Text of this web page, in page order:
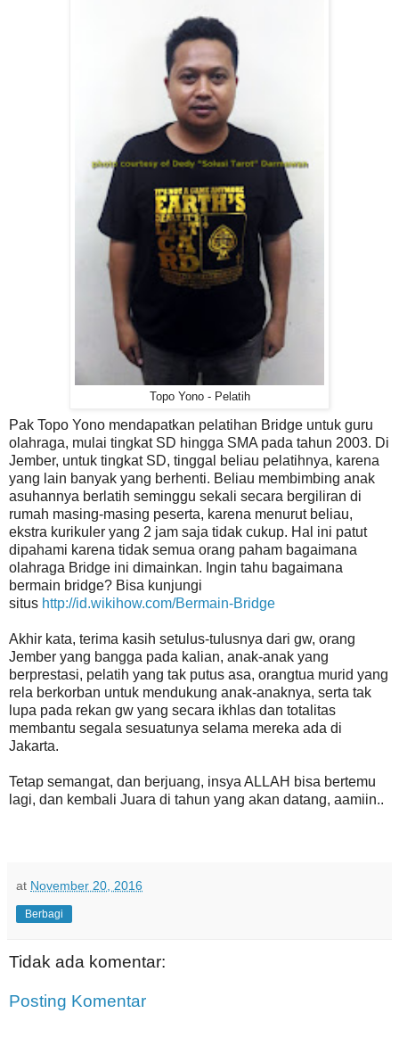
Topo Yono - Pelatih
Pak Topo Yono mendapatkan pelatihan Bridge untuk guru
olahraga, mulai tingkat SD hingga SMA pada tahun 2003. Di
Jember, untuk tingkat SD, tinggal beliau pelatihnya, karena
yang lain banyak yang berhenti. Beliau membimbing anak
asuhannya berlatih seminggu sekali secara bergiliran di
rumah masing-masing peserta, karena menurut beliau,
ekstra kurikuler yang 2 jam saja tidak cukup. Hal ini patut
dipahami karena tidak semua orang paham bagaimana
olahraga Bridge ini dimainkan. Ingin tahu bagaimana
bermain bridge? Bisa kunjungi
situs http://id.wikihow.com/Bermain-Bridge
Akhir kata, terima kasih setulus-tulusnya dari gw, orang
Jember yang bangga pada kalian, anak-anak yang
berprestasi, pelatih yang tak putus asa, orangtua murid yang
rela berkorban untuk mendukung anak-anaknya, serta tak
lupa pada rekan gw yang secara ikhlas dan totalitas
membantu segala sesuatunya selama mereka ada di
Jakarta.
Tetap semangat, dan berjuang, insya ALLAH bisa bertemu
lagi, dan kembali Juara di tahun yang akan datang, aamiin..
at November 20, 2016
Berbagi
Tidak ada komentar:
Posting Komentar